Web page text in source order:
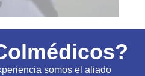
somos el aliado